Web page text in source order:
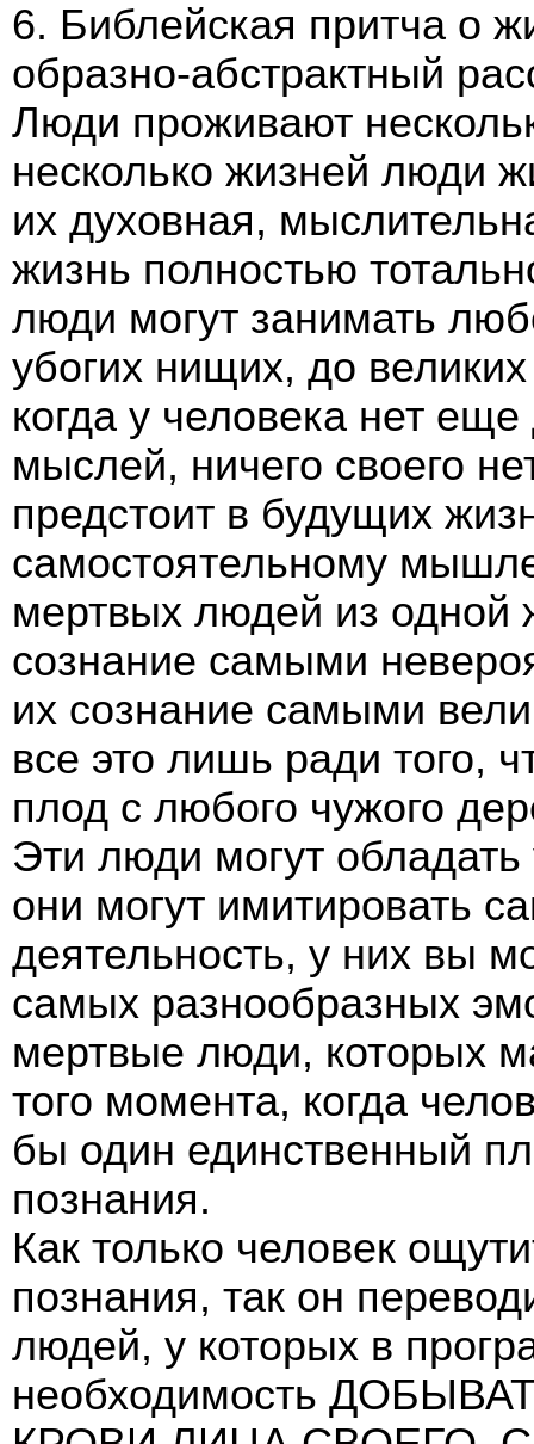
6. Библейская притча о
образно-абстрактный
Люди проживают
несколько жизней люди
их духовная,
жизнь полностью
люди могут занимать
убогих нищих, до
когда у человека нет
мыслей, ничего своего
предстоит в будущих
самостоятельному
мертвых людей из одной
сознание самыми
их сознание самыми
все это лишь ради того,
плод с любого чужого
Эти люди могут
они могут имитировать
деятельность, у них вы
самых разнообразных
мертвые люди, которых
того момента, когда
бы один единственный
познания.
Как только человек
познания, так он
людей, у которых в
необходимость